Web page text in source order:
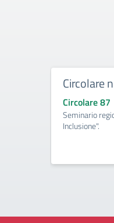
Circolare
Circolare 87
Seminario
Inclusione".